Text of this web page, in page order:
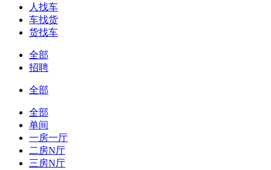
人找车
车找货
货找车
全部
招聘
全部
全部
单间
一房一厅
二房N厅
三房N厅